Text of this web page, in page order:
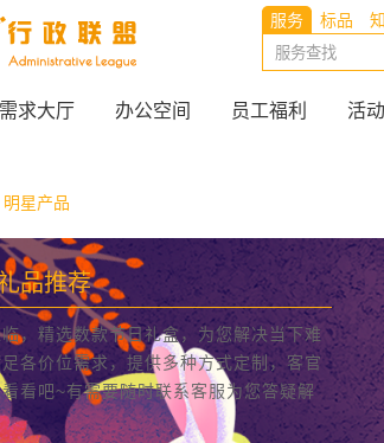
服务 标品
需求大厅 办公空间 员工福利 活
明星产品
品推荐
，精选数款节日礼盒，为您解决当下难
各价位需求，提供多种方式定制，客官
看吧~有需要随时联系客服为您答疑解